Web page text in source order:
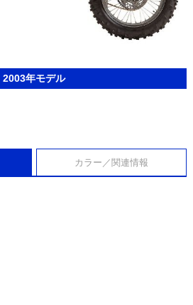
2003年モデル
カラー／関連情報